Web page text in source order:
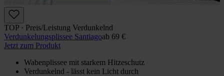
TOP · Preis/Leistung Verdunkelnd
Verdunkelungs­plissee Santiagoab 69 €
Jetzt zum Produkt
Wabenplissee mit starkem Hitzeschutz
Verdunkelnd - lässt kein Licht durch